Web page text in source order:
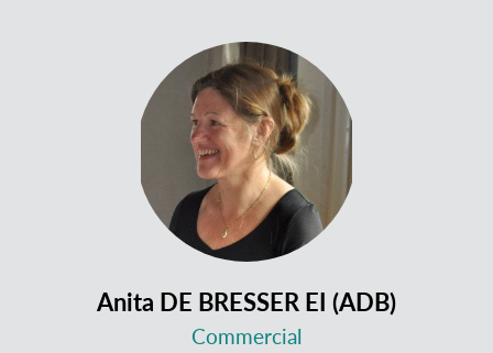
Anita DE BRESSER EI (ADB)
Commercial